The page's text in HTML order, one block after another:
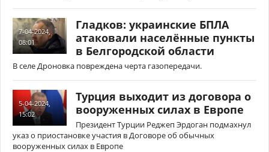
7-04-2024,
08:01
Гладков: украинские БПЛА
атаковали населённые пункты
в Белгородской области
В селе Дроновка повреждена черта газопередачи.
5-04-2024,
15:02
Турция выходит из договора о
вооруженных силах в Европе
Президент Турции Реджеп Эрдоган подмахнул
указ о приостановке участия в Договоре об обычных
вооруженных силах в Европе